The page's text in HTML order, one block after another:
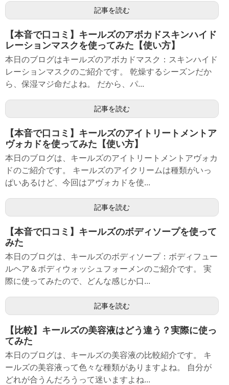
記事を読む
【本音で口コミ】キールズのアボカドスキンハイド
レーションマスクを使ってみた【使い方】
本日のブログはキールズのアボカドマスク：スキンハイド
レーションマスクのご紹介です。 乾燥するシーズンだか
ら、保湿マジ命だよね。 だから、パ...
記事を読む
【本音で口コミ】キールズのアイトリートメントア
ヴォカドを使ってみた【使い方】
本日のブログは、キールズのアイトリートメントアヴォカ
ドのご紹介です。 キールズのアイクリームは種類がいっ
ぱいあるけど、今回はアヴォカドを使...
記事を読む
【本音で口コミ】キールズのボディソープを使って
みた
本日のブログは、キールズのボディソープ：ボディフュー
ルヘア＆ボディウォッシュフォーメンのご紹介です。 実
際に使ってみたので、どんな感じか口...
記事を読む
【比較】キールズの美容液はどう違う？実際に使っ
てみた
本日のブログは、キールズの美容液の比較紹介です。 キ
ールズの美容液って色々な種類がありますよね。 自分が
どれが合うんだろうって迷いますよね...